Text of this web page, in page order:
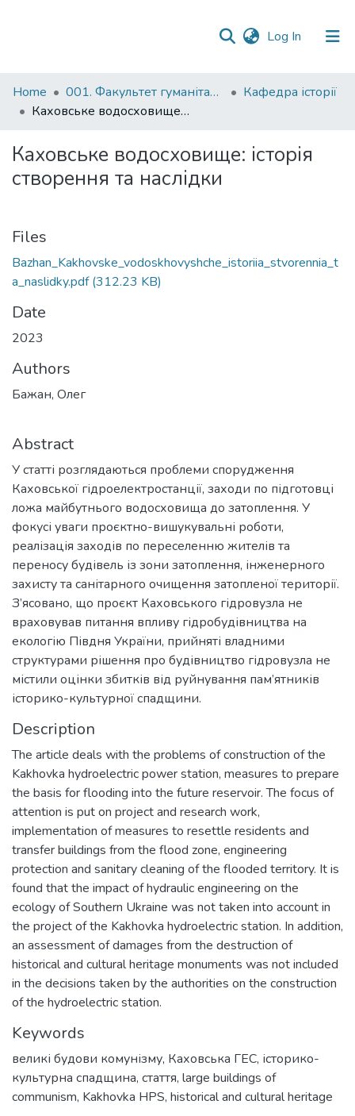
Log In (current)
Communities
&
All of DSpace
Home 001. Факультет гуманітарних наук
Кафедра історії
Каховське водосховище: історія створення та наслідки
Каховське водосховище: історія
створення та наслідки
Files
Bazhan_Kakhovske_vodoskhovyshche_istoriia_stvorennia_t
a_naslidky.pdf(312.23 KB)
Date
2023
Authors
Бажан, Олег
Abstract
У статті розглядаються проблеми спорудження
Каховської гідроелектростанції, заходи по підготовці
ложа майбутнього водосховища до затоплення. У
фокусі уваги проєктно-вишукувальні роботи,
реалізація заходів по переселенню жителів та
переносу будівель із зони затоплення, інженерного
захисту та санітарного очищення затопленої території.
З’ясовано, що проєкт Каховського гідровузла не
враховував питання впливу гідробудівництва на
екологію Півдня України, прийняті владними
структурами рішення про будівництво гідровузла не
містили оцінки збитків від руйнування пам’ятників
історико-культурної спадщини.
Description
The article deals with the problems of construction of the
Kakhovka hydroelectric power station, measures to prepare
the basis for flooding into the future reservoir. The focus of
attention is put on project and research work,
implementation of measures to resettle residents and
transfer buildings from the flood zone, engineering
protection and sanitary cleaning of the flooded territory. It is
found that the impact of hydraulic engineering on the
ecology of Southern Ukraine was not taken into account in
the project of the Kakhovka hydroelectric station. In addition,
an assessment of damages from the destruction of
historical and cultural heritage monuments was not included
in the decisions taken by the authorities on the construction
of the hydroelectric station.
Keywords
великі будови комунізму, Каховська ГЕС, історико-
культурна спадщина, стаття, large buildings of
communism, Kakhovka HPS, historical and cultural heritage